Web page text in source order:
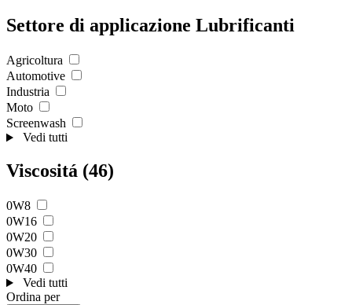
Settore di applicazione Lubrificanti
Agricoltura
Automotive
Industria
Moto
Screenwash
Vedi tutti
Viscositá (46)
0W8
0W16
0W20
0W30
0W40
Vedi tutti
Ordina per